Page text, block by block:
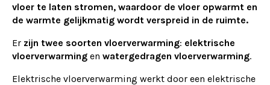
vloer te laten stromen, waardoor de vloer opwarmt en
de warmte gelijkmatig wordt verspreid in de ruimte.
Er zijn twee soorten vloerverwarming: elektrische
vloerverwarming en watergedragen vloerverwarming.
Elektrische vloerverwarming werkt door een elektrische